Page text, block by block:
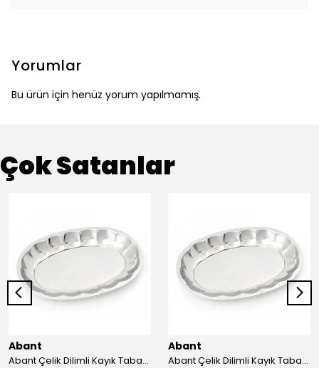
Yorumlar
Bu ürün için henüz yorum yapılmamış.
Çok Satanlar
Abant
Abant Çelik Dilimli Kayık Tabak No:1 ; 14x21 cm.
Abant
Abant Çelik Dilimli Kayık Tabak No:2 ; 16,5x24,5 cm.